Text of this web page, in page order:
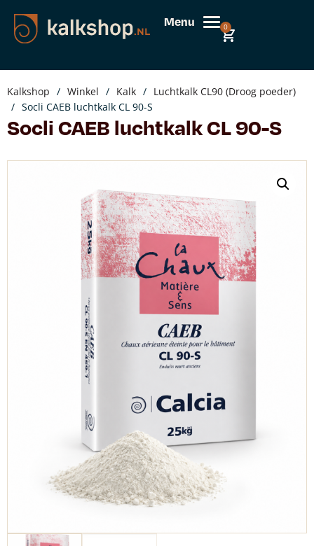
Menu 0
Kalkshop / Winkel / Kalk / Luchtkalk CL90 (Droog poeder)
/ Socli CAEB luchtkalk CL 90-S
Socli CAEB luchtkalk CL 90-S